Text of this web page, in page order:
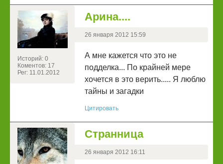
Историй: 0
Коментов: 17
Рег: 11.01.2012
Арина....
26 января 2012 15:59
А мне кажется что это не
подделка... По крайней мере
хочется в это верить..... Я люблю
тайны и загадки
Цитировать
Странница
26 января 2012 16:11